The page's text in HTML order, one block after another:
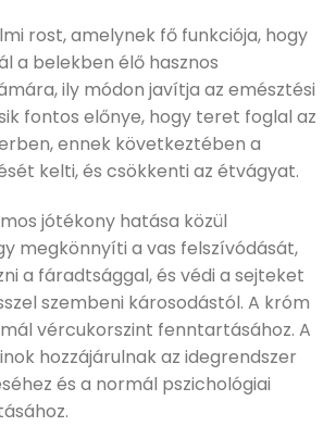
rost, amelynek fő funkciója, hogy
a belekben élő hasznos
ily módon javítja az emésztési
fontos előnye, hogy teret foglal az
ennek következtében a
kelti, és csökkenti az étvágyat.
jótékony hatása közül
megkönnyíti a vas felszívódását,
a fáradtsággal, és védi a sejteket
szembeni károsodástól. A króm
vércukorszint fenntartásához. A
hozzájárulnak az idegrendszer
és a normál pszichológiai